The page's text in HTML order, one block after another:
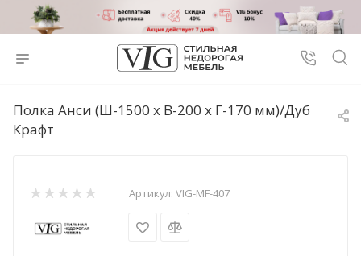
Полка Анси (Ш-1500 x В-200 x Г-170 мм)/Дуб
Крафт
Артикул: VIG-MF-407